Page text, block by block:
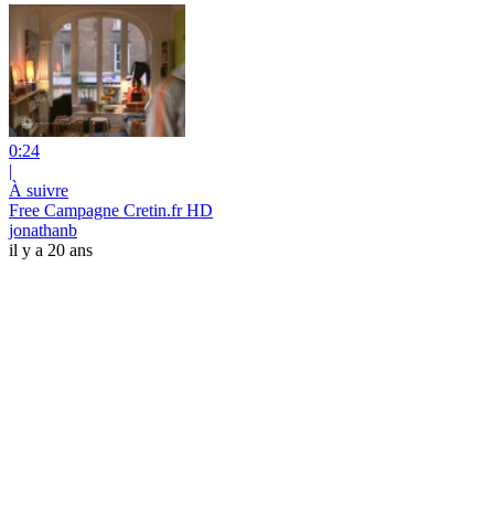
0:24
|
À suivre
Free Campagne Cretin.fr HD
jonathanb
il y a 20 ans